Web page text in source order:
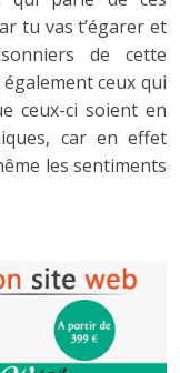
tu vas t’égarer et
de cette
ceux qui
ceux-ci soient en
car en effet
les sentiments